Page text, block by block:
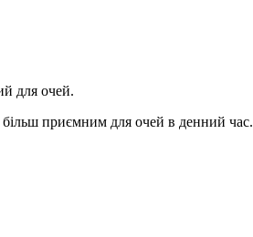
для очей.
приємним для очей в денний час.